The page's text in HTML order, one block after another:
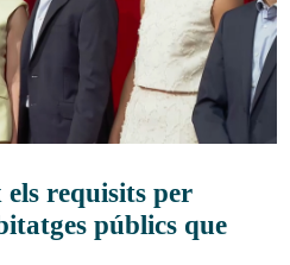
requisits per
públics que